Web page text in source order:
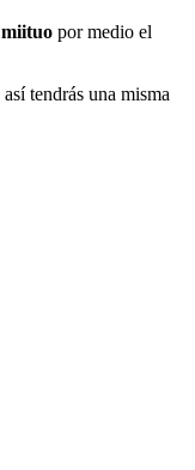
miituo por medio el
tendrás una misma